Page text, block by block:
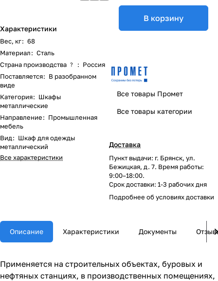
Характеристики
Вес, кг: 68
Материал: Сталь
Страна производства ? : Россия
Поставляется: В разобранном
виде
Категория: Шкафы
металлические
Направление: Промышленная
мебель
Вид: Шкаф для одежды
металлический
Все характеристики
В корзину
Все товары Промет
Все товары категории
Доставка
Пункт выдачи: г. Брянск, ул.
Бежицкая, д. 7. Время работы:
9:00–18:00.
Срок доставки: 1-3 рабочих дня
Подробнее обусловиях доставки
Описание Характеристики Документы
Применяется на строительных объектах, буровых и
нефтяных станциях, в производственных помещениях,